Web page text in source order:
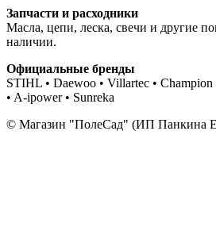
Запчасти и расходники
Масла, цепи, леска, свечи и другие
наличии.
Официальные бренды
STIHL • Daewoo • Villartec • Champion
• A-ipower • Sunreka
© Магазин "ПолеСад" (ИП Панкина